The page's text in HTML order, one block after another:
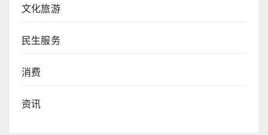
文化旅游
民生服务
消费
资讯